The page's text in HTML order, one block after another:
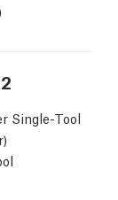
Single-Tool